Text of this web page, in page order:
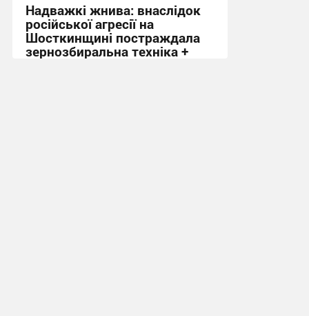
Надважкі жнива: внаслідок
російської агресії на
Шосткинщині постраждала
зернозбиральна техніка +